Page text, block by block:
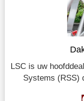
LSC is uw
Systems (RSS)